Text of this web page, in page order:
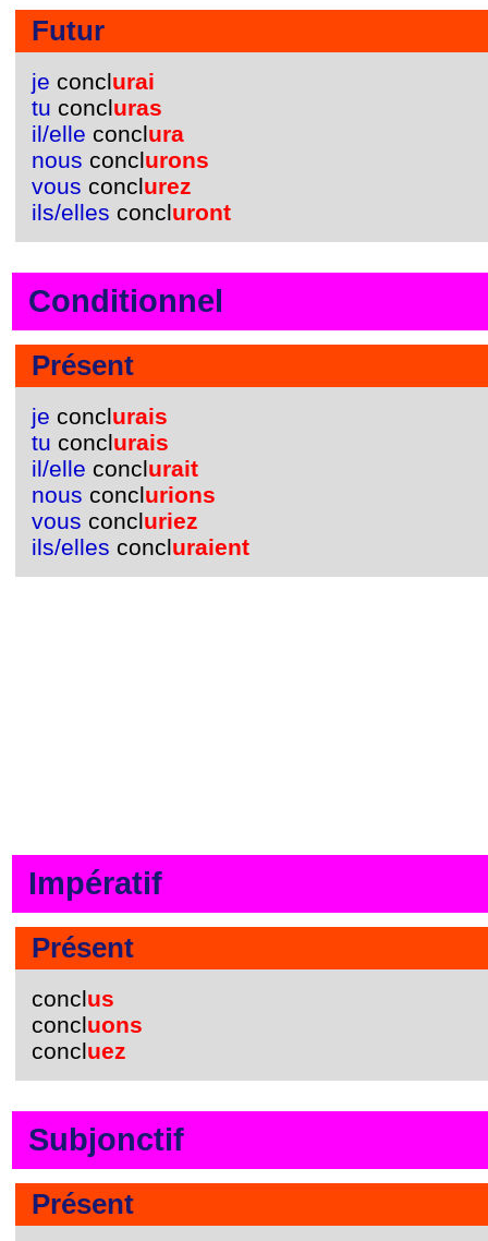
Futur
je conclurai
tu concluras
il/elle conclura
nous conclurons
vous conclurez
ils/elles concluront
Conditionnel
Présent
je conclurais
tu conclurais
il/elle conclurait
nous conclurions
vous concluriez
ils/elles concluraient
Impératif
Présent
conclus
concluons
concluez
Subjonctif
Présent